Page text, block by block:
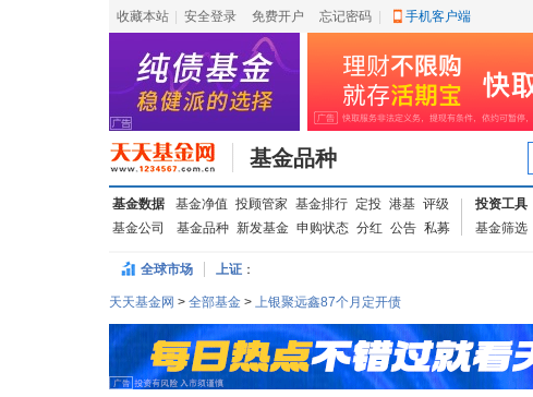
收藏本站 安全登录 免费开户 忘记密码 手机客户端
基金品种
基金数据 基金净值 投顾管家 基金排行 定投 港基 评级
基金公司
基金品种 新发基金 申购状态 分红 公告 私募
投资工具
基金筛选
全球市场 上证：
天天基金网 > 全部基金 > 上银聚远鑫87个月定开债